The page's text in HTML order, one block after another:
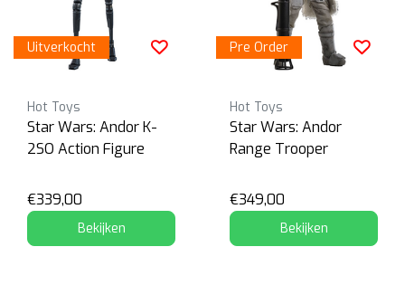
Uitverkocht
Hot Toys
Star Wars: Andor K-
2SO Action Figure
€339,00
Bekijken
Pre Order
Hot Toys
Star Wars: Andor
Range Trooper
€349,00
Bekijken